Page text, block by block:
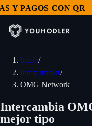
CON QR
Inicio/
Intercambiar/
OMG Network
Intercambia
mejor tipo